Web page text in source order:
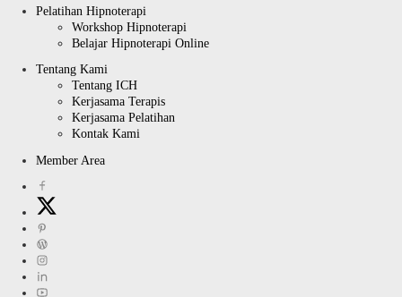
Pelatihan Hipnoterapi
Workshop Hipnoterapi
Belajar Hipnoterapi Online
Tentang Kami
Tentang ICH
Kerjasama Terapis
Kerjasama Pelatihan
Kontak Kami
Member Area